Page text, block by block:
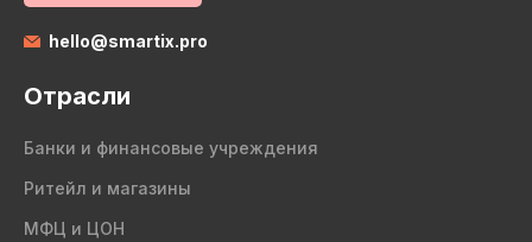
hello@smartix.pro
Отрасли
Банки и финансовые учреждения
Ритейл и магазины
МФЦ и ЦОН